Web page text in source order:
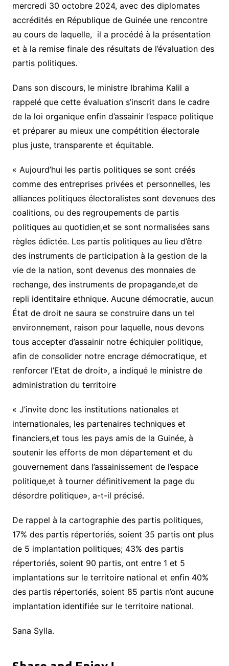
mercredi 30 octobre 2024, avec des diplomates
accrédités en République de Guinée une rencontre
au cours de laquelle, il a procédé à la présentation
et à la remise finale des résultats de l’évaluation des
partis politiques.
Dans son discours, le ministre Ibrahima Kalil a
rappelé que cette évaluation s’inscrit dans le cadre
de la loi organique enfin d’assainir l’espace politique
et préparer au mieux une compétition électorale
plus juste, transparente et équitable.
« Aujourd’hui les partis politiques se sont créés
comme des entreprises privées et personnelles, les
alliances politiques électoralistes sont devenues des
coalitions, ou des regroupements de partis
politiques au quotidien,et se sont normalisées sans
règles édictée. Les partis politiques au lieu d’être
des instruments de participation à la gestion de la
vie de la nation, sont devenus des monnaies de
rechange, des instruments de propagande,et de
repli identitaire ethnique. Aucune démocratie, aucun
État de droit ne saura se construire dans un tel
environnement, raison pour laquelle, nous devons
tous accepter d’assainir notre échiquier politique,
afin de consolider notre encrage démocratique, et
renforcer l’Etat de droit», a indiqué le ministre de
administration du territoire
« J’invite donc les institutions nationales et
internationales, les partenaires techniques et
financiers,et tous les pays amis de la Guinée, à
soutenir les efforts de mon département et du
gouvernement dans l’assainissement de l’espace
politique,et à tourner définitivement la page du
désordre politique», a-t-il précisé.
De rappel à la cartographie des partis politiques,
17% des partis répertoriés, soient 35 partis ont plus
de 5 implantation politiques; 43% des partis
répertoriés, soient 90 partis, ont entre 1 et 5
implantations sur le territoire national et enfin 40%
des partis répertoriés, soient 85 partis n’ont aucune
implantation identifiée sur le territoire national.
Sana Sylla.